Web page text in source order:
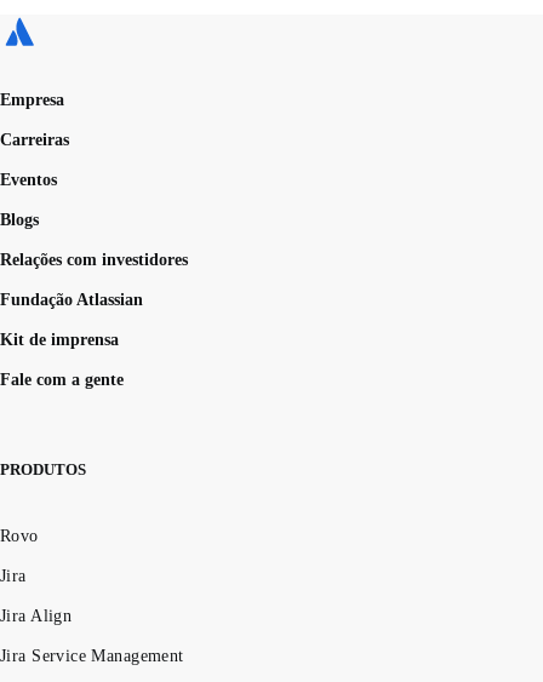
Empresa
Carreiras
Eventos
Blogs
Relações com investidores
Fundação Atlassian
Kit de imprensa
Fale com a gente
PRODUTOS
Rovo
Jira
Jira Align
Jira Service Management